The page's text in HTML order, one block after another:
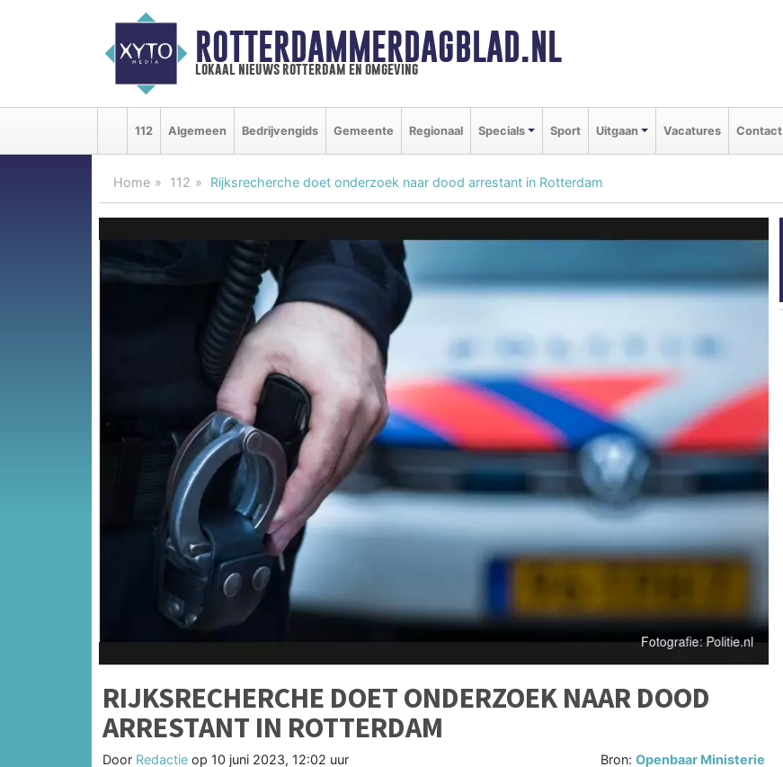
ROTTERDAMMERDAGBLAD.NL
lokaal nieuws rotterdam en omgeving
112 Algemeen Bedrijvengids Gemeente Regionaal Specials Sport Uitgaan Vacatures Contact
Home 112 Rijksrecherche doet onderzoek naar dood arrestant in Rotterdam
RIJKSRECHERCHE DOET ONDERZOEK NAAR DOOD
ARRESTANT IN ROTTERDAM
Door Redactie op 10 juni 2023, 12:02 uur Bron:Openbaar Ministerie